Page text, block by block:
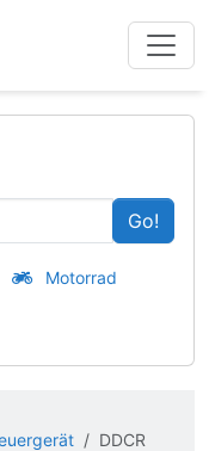
Go!
Motorrad
DDCR